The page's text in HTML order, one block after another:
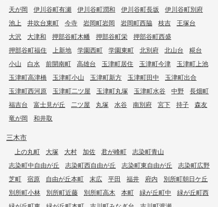
天が岡 伊川谷町有瀬 伊川谷町潤和 伊川谷町長坂
伊川谷町別府
池上
井吹台東町 今寺 岩岡町岩岡 岩岡町西脇 枝吉
王塚台
大沢
大津和 押部谷町木幡 押部谷町栄
押部谷町西盛
押部谷町福住
上新地 学園西町 学園東町 北別府 北山台
糀台
小山
白水 前開南町 高雄台 玉津町居住 玉津町今津
玉津町上池
玉津町高津橋
玉津町小山 玉津町新方 玉津町田中
玉津町出合
玉津町西河原
玉津町二ツ屋 玉津町丸塚 玉津町水谷 中野
長畑町
福吉台
富士見が丘 二ツ屋 丸塚 水谷 南別府 宮下 持子
森友
竜が岡
和井取
三木市
上の丸町 大塚 大村 加佐 君が峰町
志染町青山
志染町中自由が丘
志染町西自由が丘 志染町東自由が丘
志染町広野
芝町
宿原 自由が丘本町 末広 平田 福井 府内
別所町朝日ケ丘
別所町小林
別所町近藤 別所町高木 本町 緑が丘町中
緑が丘町西